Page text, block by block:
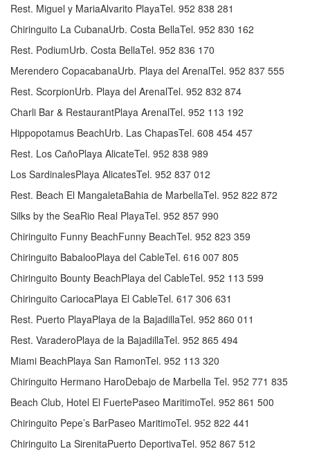
Rest. Miguel y MariaAlvarito PlayaTel. 952 838 281
Chiringuito La CubanaUrb. Costa BellaTel. 952 830 162
Rest. PodiumUrb. Costa BellaTel. 952 836 170
Merendero CopacabanaUrb. Playa del ArenalTel. 952 837 555
Rest. ScorpionUrb. Playa del ArenalTel. 952 832 874
Charli Bar & RestaurantPlaya ArenalTel. 952 113 192
Hippopotamus BeachUrb. Las ChapasTel. 608 454 457
Rest. Los CañoPlaya AlicateTel. 952 838 989
Los SardinalesPlaya AlicatesTel. 952 837 012
Rest. Beach El MangaletaBahia de MarbellaTel. 952 822 872
Silks by the SeaRio Real PlayaTel. 952 857 990
Chiringuito Funny BeachFunny BeachTel. 952 823 359
Chiringuito BabalooPlaya del CableTel. 616 007 805
Chiringuito Bounty BeachPlaya del CableTel. 952 113 599
Chiringuito CariocaPlaya El CableTel. 617 306 631
Rest. Puerto PlayaPlaya de la BajadillaTel. 952 860 011
Rest. VaraderoPlaya de la BajadillaTel. 952 865 494
Miami BeachPlaya San RamonTel. 952 113 320
Chiringuito Hermano HaroDebajo de Marbella Tel. 952 771 835
Beach Club, Hotel El FuertePaseo MaritimoTel. 952 861 500
Chiringuito Pepe’s BarPaseo MaritimoTel. 952 822 441
Chiringuito La SirenitaPuerto DeportivaTel. 952 867 512